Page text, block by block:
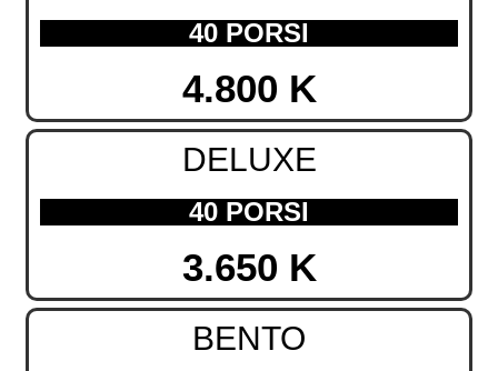
40 PORSI
4.800 K
DELUXE
40 PORSI
3.650 K
BENTO